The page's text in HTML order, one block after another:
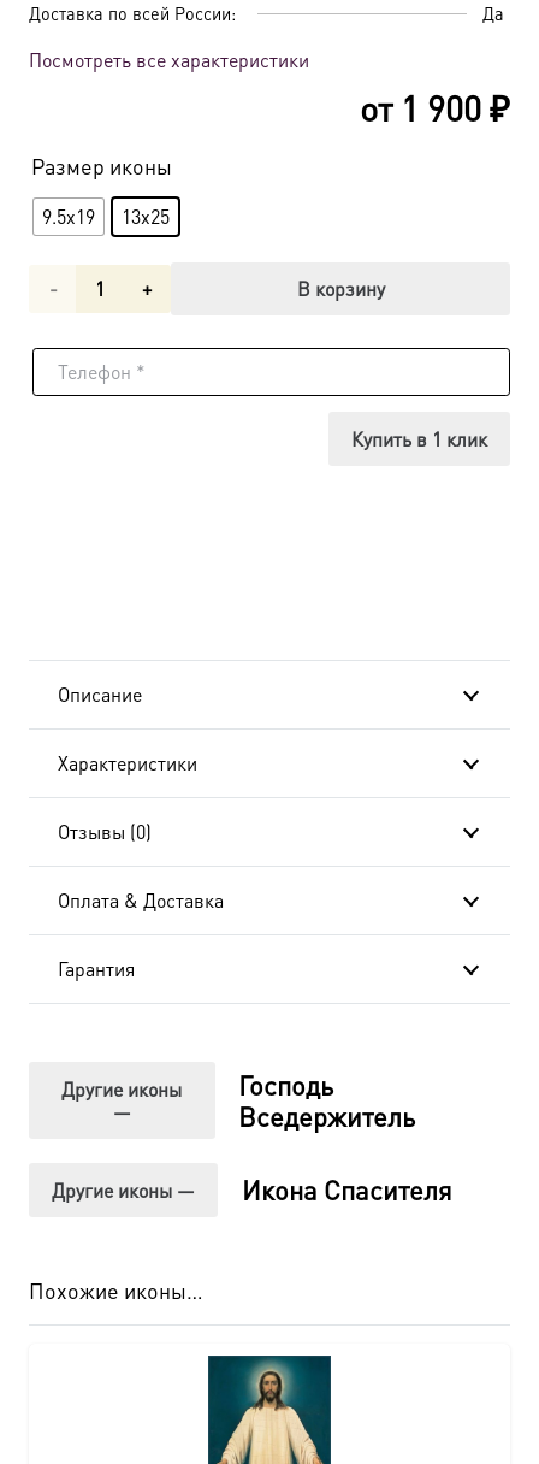
Доставка по всей России: Да
Посмотреть все характеристики
от 1 900₽
Размер иконы
9.5x19 13x25
Количество
Икона
подарочной
В корзину
Купить в 1 клик
Описание
Характеристики
Отзывы (0)
Оплата & Доставка
Гарантия
Другие иконы
—
Господь
Вседержитель
Другие иконы — Икона Спасителя
Похожие иконы…